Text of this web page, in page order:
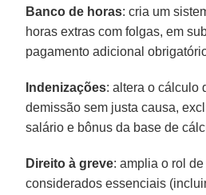
Banco de horas: cria um
horas extras com folgas, em
pagamento adicional
Indenizações: altera o cálculo
demissão sem justa causa,
salário e bônus da base de
Direito à greve: amplia o rol
considerados essenciais